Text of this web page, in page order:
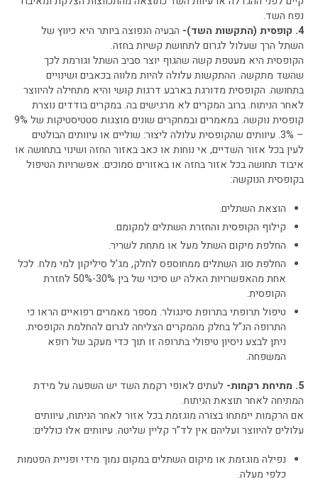
נפח השד.
4. קופסית (התקשות השד)-
הבעיה הנפוצה ביותר היא כיווץ של
השתל הרך שעלול לגרום לתחושת קשיות בחזה.
הקופסית היא מעטפת קשה שהגוף יוצר סביב השתל וגורמת לכך
שהשד מתקשה. ההתקשות עלולה להיות מלווה בכאבים ושינויים
בתחושה. הקופסית מדורגת בארבע דרגות קושי והיא מתחילה להיווצר
לאחר הניתוח. ברוב המקרים לא מרגישים בה. במקרים בודדים נוצרת
קופסית נוקשה. במאמרים ובמחקרים שונים מוצגות סטטיסטיקות של 9%
– 3%. עיוותים שהקופסית עלולה ליצור: שוליים או עיוותים הבולטים
לעין בכל אזור השדיים, אי נוחות או כאב באזור החזה ושינוי בתחושה או
איבוד תחושה בכל אזור בחזה או באזורים סמוכים. אפשרויות הטיפול
בקופסית הנוקשה:
הוצאת השתלים.
קילוף הקופסית והחזרת השתלים למקומם.
החלפת מיקום השתל מעל או מתחת לשריר.
החלפת סוג השתלים ממחוספס לחלק, מג’ל סיליקון למי מלח. לכל
אחת מהאפשרויות האלה יש סיכוי של בין 30%-50% לחזרת
הקופסית.
טיפול תרופתי בתרופת סינגולר. מספר מאמרים רפואיים הראו כי
התרופה הנ”ל בחלק מהמקרים הצליחה לגרום להחלמת הקופסית.
ניתן לבצע ניסיון טיפולי בתרופה זו תוך כדי מעקב של רופא
המשפחה.
5. מתיחת רקמות-
לעתים לאופי רקמת השד יש השפעה על מידת
המתיחה לאחר תוצאת הניתוח.
אם הרקמות יימתחו בצורה מוגזמת בכל אזור לאחר הניתוח, עיוותים
עלולים להיווצר ועליהם אין לד”ר קליין שליטה. עיוותים אלו כוללים:
נפילה מוגזמת או מיקום השתלים במקום נמוך מידי ופניית הפטמות
כלפי מעלה.